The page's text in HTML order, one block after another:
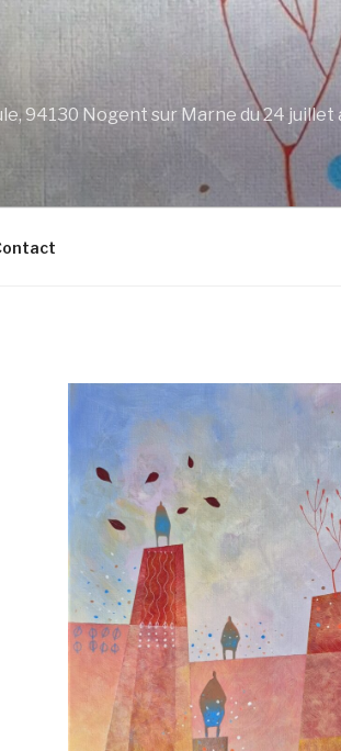
94130 Nogent sur Marne du 24 juillet